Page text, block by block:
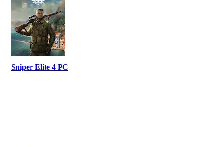
Sniper Elite 4 PC